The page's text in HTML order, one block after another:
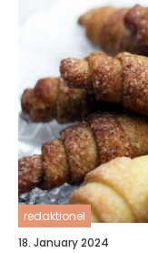
redaktionel
18. January 2024